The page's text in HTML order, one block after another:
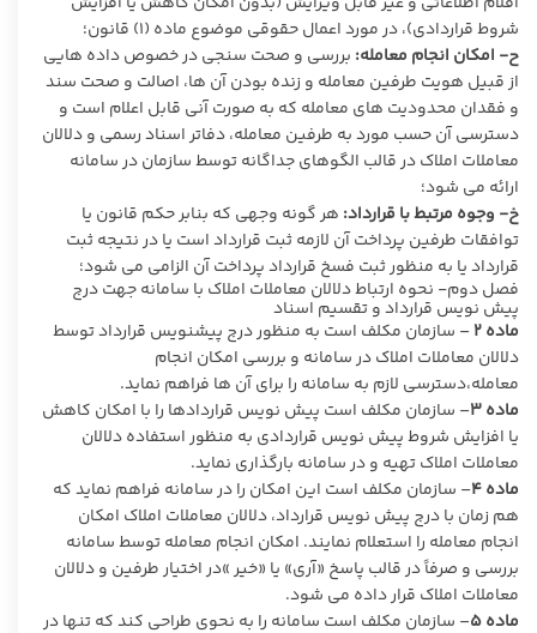
شروط قراردادی)، در مورد اعمال حقوقی موضوع ماده (۱) قانون؛
ح- امکان انجام معامله: بررسی و صحت سنجی در خصوص داده هایی
از قبیل هویت طرفین معامله و زنده بودن آن ها، اصالت و صحت سند
و فقدان محدودیت های معامله که به صورت آنی قابل اعلام است و
دسترسی آن حسب مورد به طرفین معامله، دفاتر اسناد رسمی و دلالان
معاملات املاک در قالب الگوهای جداگانه توسط سازمان در سامانه
ارائه می شود؛
خ- وجوه مرتبط با قرارداد: هر گونه وجهی که بنابر حکم قانون یا
توافقات طرفین پرداخت آن لازمه ثبت قرارداد است یا در نتیجه ثبت
قرارداد یا به منظور ثبت فسخ قرارداد پرداخت آن الزامی می شود؛
فصل دوم- نحوه ارتباط دلالان معاملات املاک با سامانه جهت درج
پیش نویس قرارداد و تقسیم اسناد
ماده۲ – سازمان مکلف است به منظور درج پیشنویس قرارداد توسط
دلالان معاملات املاک در سامانه و بررسی امکان انجام
معامله،دسترسی لازم به سامانه را برای آن ها فراهم نماید.
ماده۳– سازمان مکلف است پیش نویس قراردادها را با امکان کاهش
یا افزایش شروط پیش نویس قراردادی به منظور استفاده دلالان
معاملات املاک تهیه و در سامانه بارگذاری نماید.
ماده۴– سازمان مکلف است این امکان را در سامانه فراهم نماید که
هم زمان با درج پیش نویس قرارداد، دلالان معاملات املاک امکان
انجام معامله را استعلام نمایند. امکان انجام معامله توسط سامانه
بررسی و صرفاً در قالب پاسخ «آری» یا «خیر »در اختیار طرفین و دلالان
معاملات املاک قرار داده می شود.
ماده۵– سازمان مکلف است سامانه را به نحوی طراحی کند که تنها در